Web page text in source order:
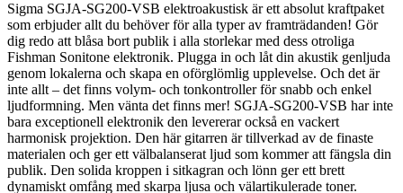
Sigma SGJA-SG200-VSB elektroakustisk är ett absolut kraftpaket
som erbjuder allt du behöver för alla typer av framträdanden! Gör
dig redo att blåsa bort publik i alla storlekar med dess otroliga
Fishman Sonitone elektronik. Plugga in och låt din akustik genljuda
genom lokalerna och skapa en oförglömlig upplevelse. Och det är
inte allt – det finns volym- och tonkontroller för snabb och enkel
ljudformning. Men vänta det finns mer! SGJA-SG200-VSB har inte
bara exceptionell elektronik den levererar också en vackert
harmonisk projektion. Den här gitarren är tillverkad av de finaste
materialen och ger ett välbalanserat ljud som kommer att fängsla din
publik. Den solida kroppen i sitkagran och lönn ger ett brett
dynamiskt omfång med skarpa ljusa och välartikulerade toner.